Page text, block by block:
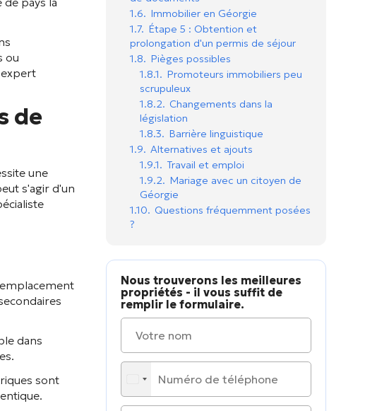
ou
de
une
s'agir d'un
dans
sont
1.6. Immobilier en Géorgie
1.7. Étape 5 : Obtention et
prolongation d'un permis de séjour
1.8. Pièges possibles
1.8.1. Promoteurs immobiliers peu
scrupuleux
1.8.2. Changements dans la
législation
1.8.3. Barrière linguistique
1.9. Alternatives et ajouts
1.9.1. Travail et emploi
1.9.2. Mariage avec un citoyen de
Géorgie
1.10. Questions fréquemment posées
?
Nous trouverons les meilleures
propriétés - il vous suffit de
remplir le formulaire.